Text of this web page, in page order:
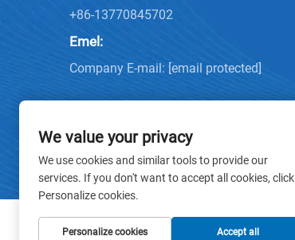
+86-13770845702
Emel:
Company E-mail: [email protected]
We value your privacy
We use cookies and similar tools to provide our
services. If you don't want to accept all cookies, click
Personalize cookies.
Personalize cookies Accept all